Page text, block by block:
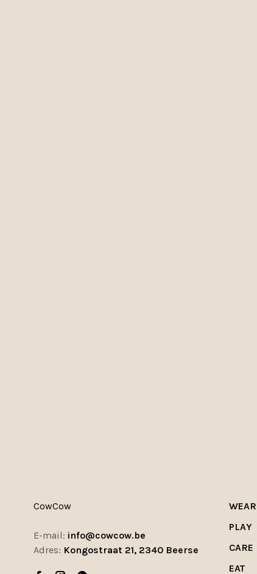
CowCow
E-mail: info@cowcow.be
Adres: Kongostraat 21, 2340 Beerse
WEAR
PLAY
CARE
EAT